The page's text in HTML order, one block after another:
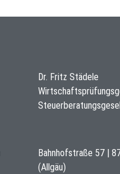
Dr. Fritz Städele
Bahnhofstraße 57|
(Allgäu)